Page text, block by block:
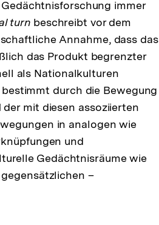
der
Fußnote
immer
turn beschreibt vor dem
Annahme, dass das
das Produkt begrenzter
als Nationalkulturen
durch die Bewegung
mit diesen assoziierten
in analogen wie
und
Gedächtnisräume wie
–